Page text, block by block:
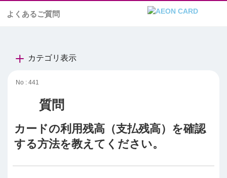
よくあるご質問
カテゴリ表示
No : 441
カードの利用残高（支払残高）を確認
する方法を教えてください。